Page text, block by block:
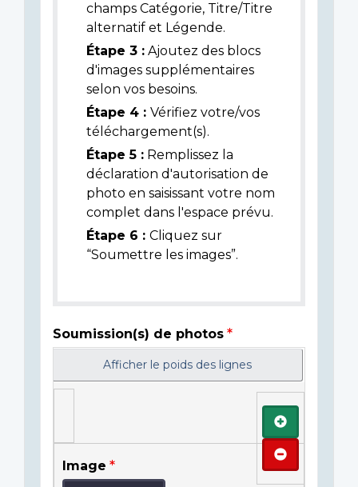
champs Catégorie, Titre/Titre
alternatif et Légende.
Étape 3 : Ajoutez des blocs
d'images supplémentaires
selon vos besoins.
Étape 4 : Vérifiez votre/vos
téléchargement(s).
Étape 5 : Remplissez la
déclaration d'autorisation de
photo en saisissant votre nom
complet dans l'espace prévu.
Étape 6 : Cliquez sur
“Soumettre les images”.
Soumission(s) de photos
Afficher le poids des lignes
Image
Ajouter
Retirer